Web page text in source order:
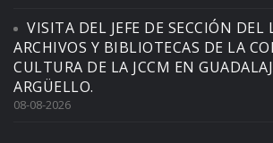
VISITA DEL JEFE DE SECCIÓN DEL
ARCHIVOS Y BIBLIOTECAS DE LA
CULTURA DE LA JCCM EN
ARGÜELLO.
08-08-2026